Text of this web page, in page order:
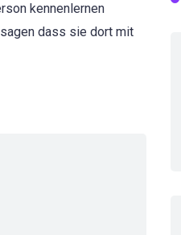
kennenlernen
dass sie dort mit